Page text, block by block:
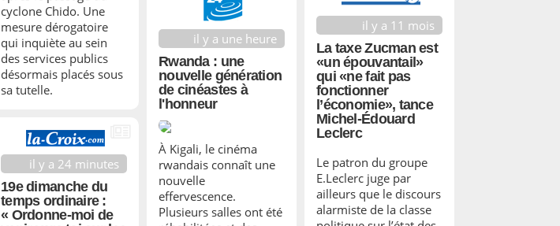
cyclone Chido. Une
mesure dérogatoire
qui inquiète au sein
des services publics
désormais placés sous
sa tutelle.
il y a une heure
Rwanda : une
nouvelle génération
de cinéastes à
l'honneur
À Kigali, le cinéma
rwandais connaît une
nouvelle
effervescence.
Plusieurs salles ont été
il y a 11 mois
La taxe Zucman est
«un épouvantail»
qui «ne fait pas
fonctionner
l’économie», tance
Michel-Édouard
Leclerc
Le patron du groupe
E.Leclerc juge par
ailleurs que le discours
alarmiste de la classe
il y a 24 minutes
19e dimanche du
temps ordinaire :
« Ordonne-moi de